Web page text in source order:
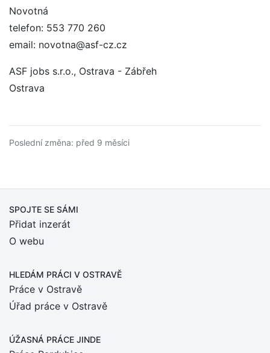
Novotná
telefon: 553 770 260
email: novotna@asf-cz.cz
ASF jobs s.r.o., Ostrava - Zábřeh
Ostrava
Poslední změna: před 9 měsíci
SPOJTE SE SÁMI
Přidat inzerát
O webu
HLEDÁM PRÁCI V OSTRAVĚ
Práce v Ostravě
Úřad práce v Ostravě
ÚŽASNÁ PRÁCE JINDE